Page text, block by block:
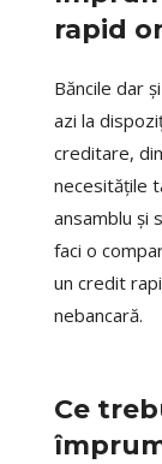
rapid
Băncile dar
azi la
creditare,
necesitățile
ansamblu și
faci o
un credit
nebancară.
Ce